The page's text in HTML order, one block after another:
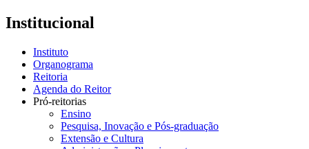
Institucional
Instituto
Organograma
Reitoria
Agenda do Reitor
Pró-reitorias
Ensino
Pesquisa, Inovação e Pós-graduação
Extensão e Cultura